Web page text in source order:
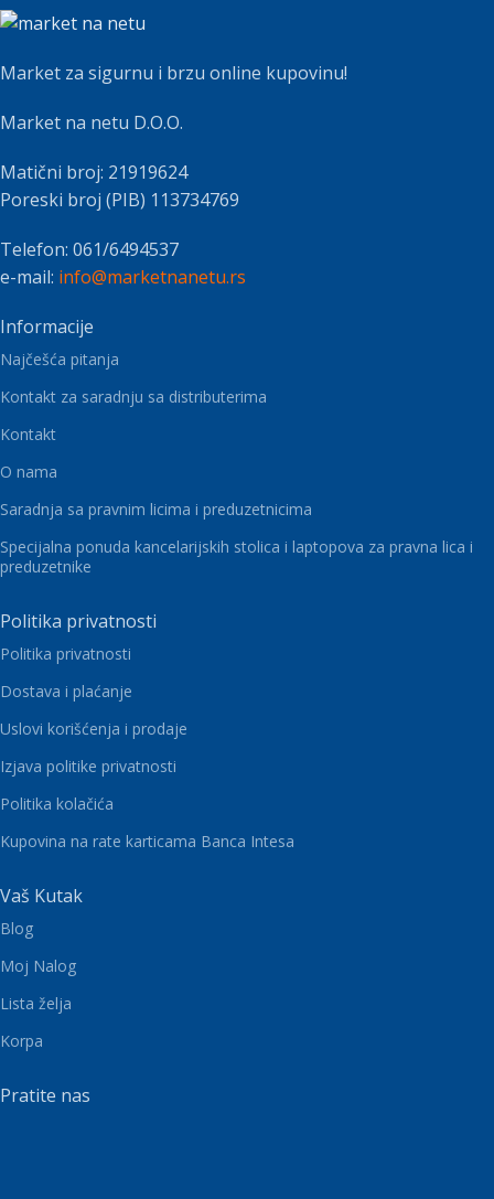
Market za sigurnu i brzu online kupovinu!
Market na netu D.O.O.
Matični broj: 21919624
Poreski broj (PIB) 113734769
Telefon: 061/6494537
e-mail: info@marketnanetu.rs
Informacije
Najčešća pitanja
Kontakt za saradnju sa distributerima
Kontakt
O nama
Saradnja sa pravnim licima i preduzetnicima
Specijalna ponuda kancelarijskih stolica i laptopova za pravna lica i
preduzetnike
Politika privatnosti
Politika privatnosti
Dostava i plaćanje
Uslovi korišćenja i prodaje
Izjava politike privatnosti
Politika kolačića
Kupovina na rate karticama Banca Intesa
Vaš Kutak
Blog
Moj Nalog
Lista želja
Korpa
Pratite nas